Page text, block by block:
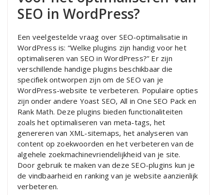
SEO in WordPress?
Een veelgestelde vraag over SEO-optimalisatie in
WordPress is: “Welke plugins zijn handig voor het
optimaliseren van SEO in WordPress?” Er zijn
verschillende handige plugins beschikbaar die
specifiek ontworpen zijn om de SEO van je
WordPress-website te verbeteren. Populaire opties
zijn onder andere Yoast SEO, All in One SEO Pack en
Rank Math. Deze plugins bieden functionaliteiten
zoals het optimaliseren van meta-tags, het
genereren van XML-sitemaps, het analyseren van
content op zoekwoorden en het verbeteren van de
algehele zoekmachinevriendelijkheid van je site.
Door gebruik te maken van deze SEO-plugins kun je
de vindbaarheid en ranking van je website aanzienlijk
verbeteren.